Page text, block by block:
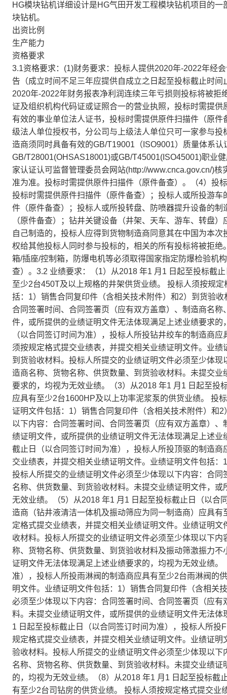
HG模块钻机详细设计是HG气田开发工程模块钻机项目的
块钻机。
出资比例
生产能力
资格要求
3.1资格要求：(1)财务要求：投标人提供2020年-2022年经
告（成立时间不足三年应提供自成立之日起至投标截止时
2020年-2022年财务报表净利润连续三年亏损则投标将被
证及组织机构代码证或证照合一的营业执照，投标时需提
有效的事业单位法人证书，投标时需提供原件扫描件（原
级法人单位授权书，分公司与上级法人单位只可一家参与
造商须同时具备有效的GB/T19001（ISO9001）质量体系
GB/T28001(OHSAS18001)或GB/T45001(ISO45001)职业
家认证认可监督管理委员会网站(http://www.cnca.gov.cn/)
准为准。投标时需提供原件扫描件（原件备查）。（4）投
投标时需提供原件扫描件（原件备查）；投标人或所投游
件（原件备查）；投标人或所投转盘、防喷器提升设备的
（原件备查）；钻井关键设备（井架、天车、游车、转盘
自己制造的，投标人应得到货物制造商同意其在中国为本
权给其他投标人同时参与投标的，相关的所有投标将被拒
箱/插座/控制箱，防爆电机等必须取得国家指定防爆检验机
查）。3.2 业绩要求：（1）从2018 年1 月1 日起至投标截
至少2台450T及以上规格的井架供货业绩。 投标人须按规
括：1）销售合同复印件（含相关技术附件）和2）到货验
合同签署时间、合同签署页（应有双方盖章）、制造商名
件，或所提供的业绩证明文件无法体现满足上述业绩要求
（以合同签订时间为准），投标人所投钻井绞车的制造商
须按规定格式提交业绩表，并提交相关业绩证明文件。业
到货验收材料。投标人所提交的业绩证明文件必须至少体
造商名称、货物名称、供货数量、到货验收材料。未提交
要求的，均视为无效业绩。（3）从2018 年1 月1 日起至
应具有至少2台1600HP及以上功率泥浆泵的供货业绩。 投
证明文件包括：1）销售合同复印件（含相关技术附件）和
以下内容：合同签署时间、合同签署页（应有双方盖章）
绩证明文件，或所提供的业绩证明文件无法体现满足上述
截止日（以合同签订时间为准），投标人所投顶驱的制造
交业绩表，并提交相关业绩证明文件。业绩证明文件包括
投标人所提交的业绩证明文件必须至少体现以下内容：合
名称、供货数量、到货验收材料。未提交业绩证明文件，
无效业绩。（5）从2018 年1 月1 日起至投标截止日（以
造商（钻井液清洁一体机及振动筛应为同一制造商）应具
定格式提交业绩表，并提交相关业绩证明文件。业绩证明
收材料。投标人所提交的业绩证明文件必须至少体现以下
称、货物名称、供货数量、到货验收材料及振动筛激振力
证明文件无法体现满足上述业绩要求的，均视为无效业绩
准），投标人所投雨淋阀的制造商应具有至少2台雨淋阀的
明文件。业绩证明文件包括：1）销售合同复印件（含相关
必须至少体现以下内容：合同签署时间、合同签署页（应
料。未提交业绩证明文件，或所提供的业绩证明文件无法
1 日起至投标截止日（以合同签订时间为准），投标人所
规定格式提交业绩表，并提交相关业绩证明文件。业绩证
验收材料。投标人所提交的业绩证明文件必须至少体现以
名称、货物名称、供货数量、到货验收材料。未提交业绩
的，均视为无效业绩。（8）从2018 年1 月1 日起至投标
有至少2台司钻房的供货业绩。 投标人须按规定格式提交